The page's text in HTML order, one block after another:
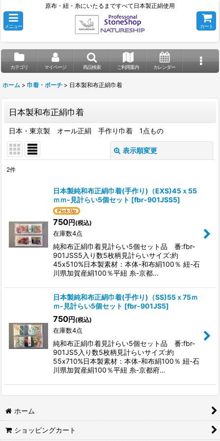
原布・紐・糸にいたるまですべて日本製正絹使用
メニュー カート
カテゴリ マイページ 商品検索 ご利用案内 カレンダー
ホーム > 巾着・ポーチ > 日本製和布正絹巾着
日本製和布正絹巾着
日本・東京製 オール正絹 手作り巾着 1点もの
表示順変更
2件
日本製純和布正絹巾着(手作り)（EXS)45ｘ55
ｍｍ-見計らい5個セット [fbr-901JSS5]
750円 (税込)
在庫数4点
純和布正絹巾着見計らい5個セット品 番:fbr-
901JSS5入り数5枚柄見計らいサイズ:約
45x510%日本製素材：本体-和布絹100％ 紐-石
川県加賀産絹100％平紐 糸-京都…
日本製純和布正絹巾着(手作り)（SS)55ｘ75ｍ
ｍ-見計らい5個セット [fbr-901JS5]
750円 (税込)
在庫数4点
純和布正絹巾着見計らい5個セット品 番:fbr-
901JS5入り数5枚柄見計らいサイズ:約
55x710%日本製素材：本体-和布絹100％ 紐-石
川県加賀産絹100％平紐 糸-京都府…
ホーム
ショッピングカート